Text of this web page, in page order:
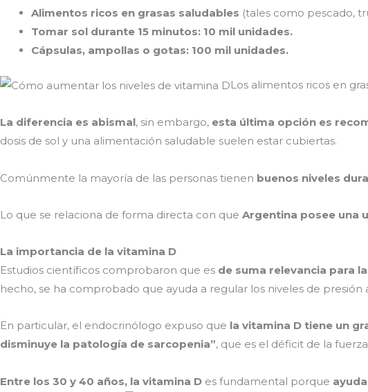
Alimentos ricos en grasas saludables (tales como pescado,
Tomar sol durante 15 minutos: 10 mil unidades.
Cápsulas, ampollas o gotas: 100 mil unidades.
Los alimentos ricos en
La diferencia es abismal, sin embargo, esta última opción es
dosis de sol y una alimentación saludable suelen estar cubiertas.
Comúnmente la mayoría de las personas tienen buenos niveles
Lo que se relaciona de forma directa con que Argentina posee una
La importancia de la vitamina D
Estudios científicos comprobaron que es de suma relevancia para
hecho, se ha comprobado que ayuda a regular los niveles de
En particular, el endocrinólogo expuso que la vitamina D tiene un
disminuye la patología de sarcopenia”, que es el déficit de la
Entre los 30 y 40 años, la vitamina D es fundamental porque